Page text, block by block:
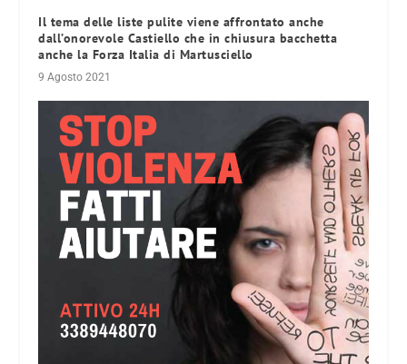
Il tema delle liste pulite viene affrontato anche
dall’onorevole Castiello che in chiusura bacchetta
anche la Forza Italia di Martusciello
9 Agosto 2021